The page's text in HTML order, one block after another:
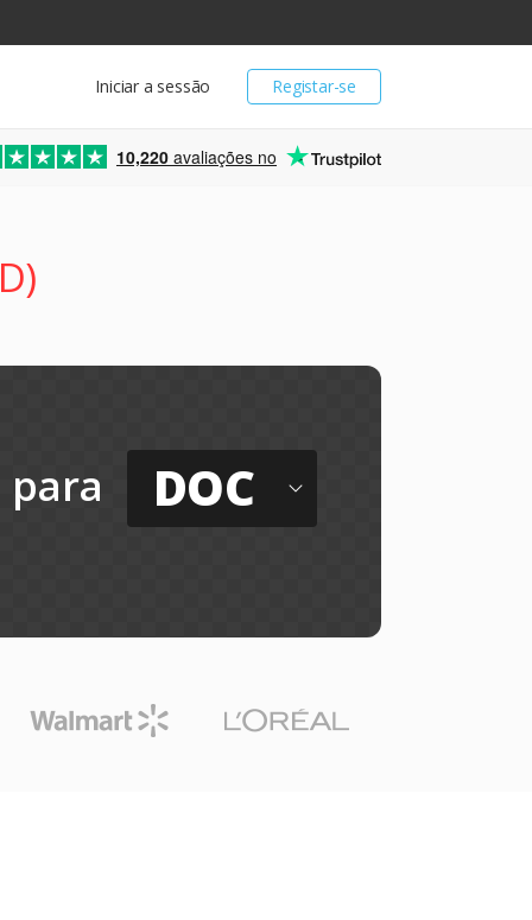
Registar-se
Iniciar a sessão
10,220 avaliações no
para DOC